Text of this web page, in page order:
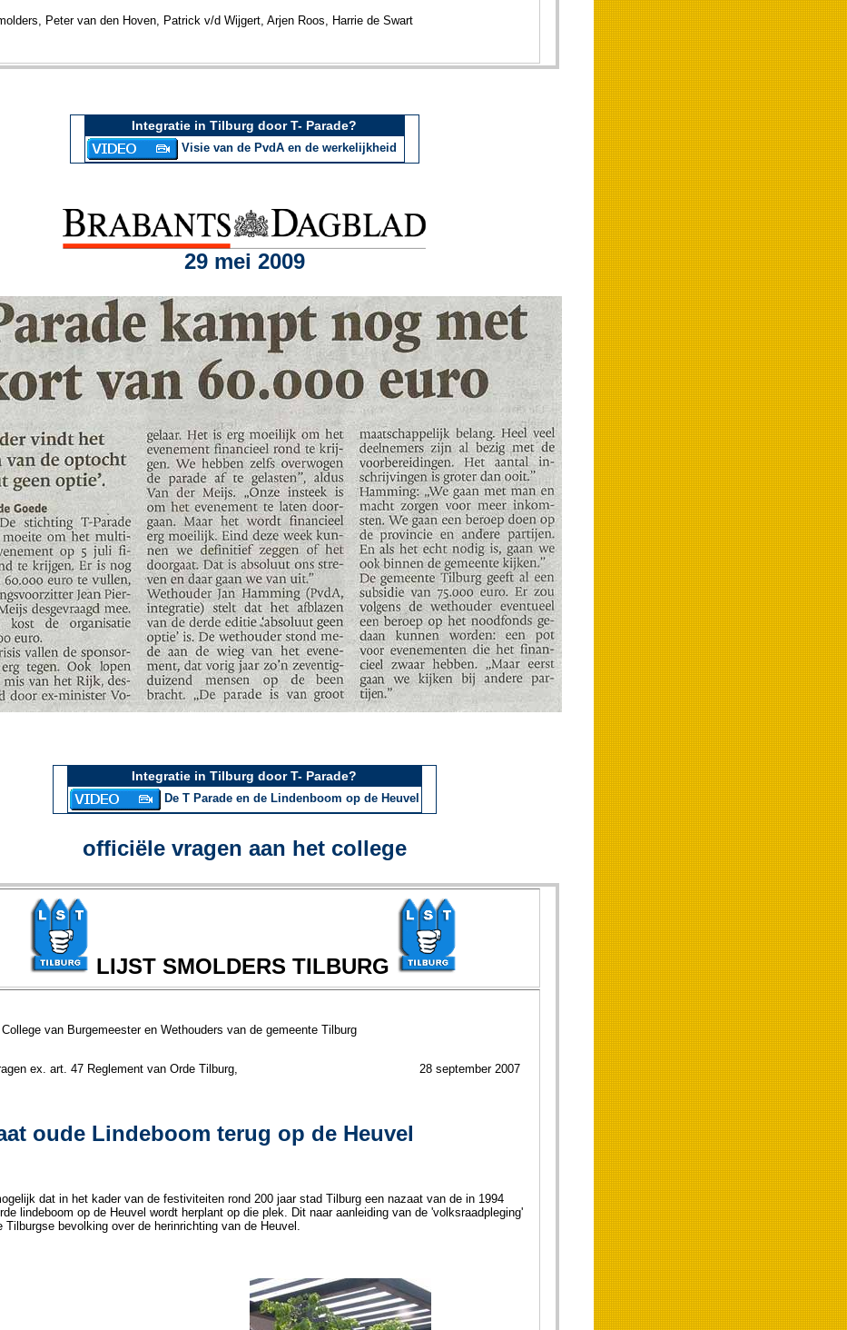
Peter van den Hoven, Patrick v/d Wijgert, Arjen Roos, Harrie de Swart
Integratie in Tilburg door T- Parade?
Visie van de PvdA en de werkelijkheid
29 mei 2009
Integratie in Tilburg door T- Parade?
De T Parade en de Lindenboom op de Heuvel
officiële vragen aan het college
LIJST SMOLDERS TILBURG
van Burgemeester en Wethouders van de gemeente Tilburg
Vragen ex. art. 47 Reglement van Orde Tilburg, 28 september 2007
oude Lindeboom terug op de Heuvel
dat in het kader van de festiviteiten rond 200 jaar stad Tilburg een nazaat van de in 1994
lindeboom op de Heuvel wordt herplant op die plek. Dit naar aanleiding van de 'volksraadpleging'
Tilburgse bevolking over de herinrichting van de Heuvel.